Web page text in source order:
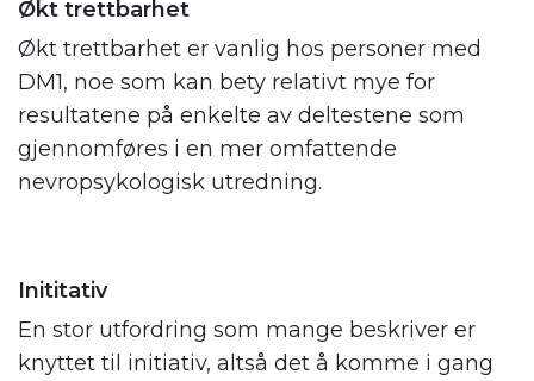
Økt trettbarhet
Økt trettbarhet er vanlig hos personer med
DM1, noe som kan bety relativt mye for
resultatene på enkelte av deltestene som
gjennomføres i en mer omfattende
nevropsykologisk utredning.
Inititativ
En stor utfordring som mange beskriver er
knyttet til initiativ, altså det å komme i gang